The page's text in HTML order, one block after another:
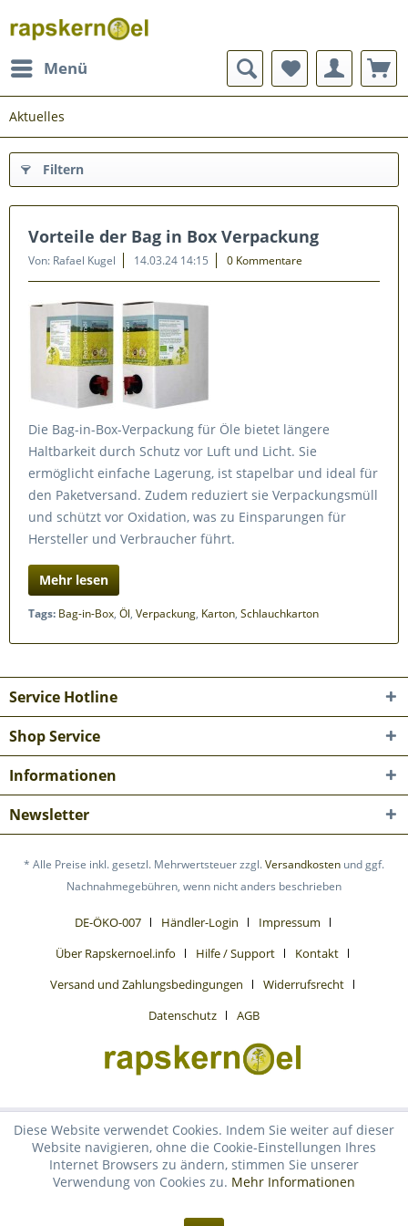
Menü
Aktuelles
Filtern
Vorteile der Bag in Box Verpackung
Von: Rafael Kugel 14.03.24 14:15 0 Kommentare
Die Bag-in-Box-Verpackung für Öle bietet längere
Haltbarkeit durch Schutz vor Luft und Licht. Sie
ermöglicht einfache Lagerung, ist stapelbar und ideal für
den Paketversand. Zudem reduziert sie Verpackungsmüll
und schützt vor Oxidation, was zu Einsparungen für
Hersteller und Verbraucher führt.
Mehr lesen
Tags: Bag-in-Box, Öl, Verpackung, Karton, Schlauchkarton
Service Hotline
Shop Service
Informationen
Newsletter
* Alle Preise inkl. gesetzl. Mehrwertsteuer zzgl.Versandkosten und ggf.
Nachnahmegebühren, wenn nicht anders beschrieben
DE-ÖKO-007 Händler-Login
Impressum
Über Rapskernoel.info
Hilfe / Support
Kontakt
Versand und Zahlungsbedingungen
Widerrufsrecht
Datenschutz
AGB
Diese Website verwendet Cookies. Indem Sie weiter auf dieser
Website navigieren, ohne die Cookie-Einstellungen Ihres
Internet Browsers zu ändern, stimmen Sie unserer
Verwendung von Cookies zu. Mehr Informationen